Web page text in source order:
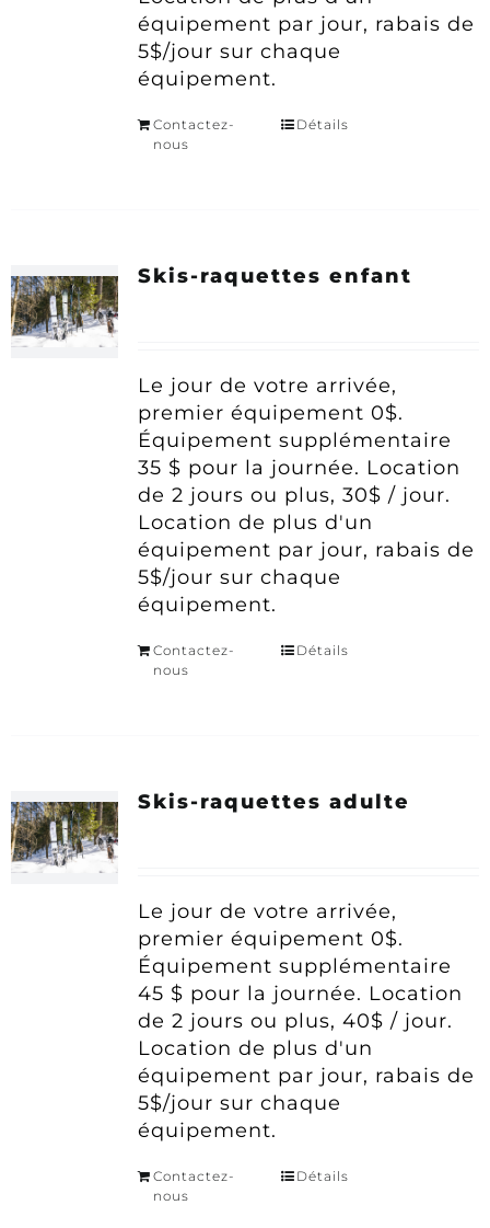
équipement par jour, rabais de
5$/jour sur chaque
équipement.
Contactez-
nous
Détails
Skis-raquettes enfant
Le jour de votre arrivée,
premier équipement 0$.
Équipement supplémentaire
35 $ pour la journée. Location
de 2 jours ou plus, 30$ / jour.
Location de plus d'un
équipement par jour, rabais de
5$/jour sur chaque
équipement.
Contactez-
nous
Détails
Skis-raquettes adulte
Le jour de votre arrivée,
premier équipement 0$.
Équipement supplémentaire
45 $ pour la journée. Location
de 2 jours ou plus, 40$ / jour.
Location de plus d'un
équipement par jour, rabais de
5$/jour sur chaque
équipement.
Contactez-
nous
Détails